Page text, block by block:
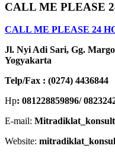
CALL ME PLEASE
CALL ME PLEASE 24
Jl. Nyi Adi Sari, Gg.
Yogyakarta
Telp/Fax : (0274) 4436844
Hp: 081228859896/
E-mail:
Website: